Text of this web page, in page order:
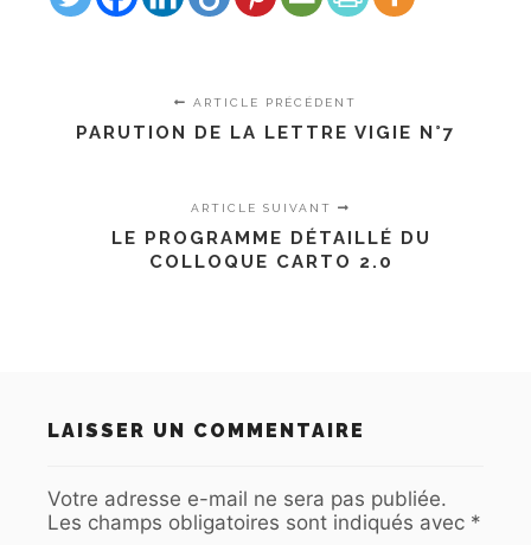
ARTICLE PRÉCÉDENT
PARUTION DE LA LETTRE VIGIE N°7
ARTICLE SUIVANT
LE PROGRAMME DÉTAILLÉ DU
COLLOQUE CARTO 2.0
LAISSER UN COMMENTAIRE
Votre adresse e-mail ne sera pas publiée.
Les champs obligatoires sont indiqués avec *